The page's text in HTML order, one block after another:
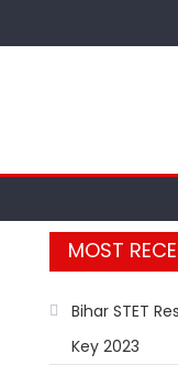
MOST
Bihar STET
Key 2023